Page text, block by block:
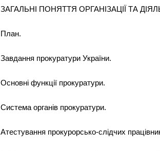
ЗАГАЛЬНІ ПОНЯТТЯ ОРГАНІЗАЦІЇ ТА
План.
Завдання прокуратури України.
Основні функції прокуратури.
Система органів прокуратури.
Атестування прокурорсько-слідчих